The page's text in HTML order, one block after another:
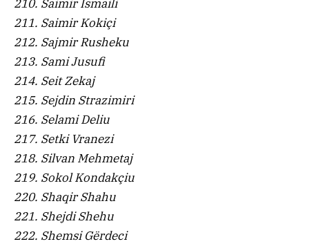
210. Saimir Ismaili
211. Saimir Kokiçi
212. Sajmir Rusheku
213. Sami Jusufi
214. Seit Zekaj
215. Sejdin Strazimiri
216. Selami Deliu
217. Setki Vranezi
218. Silvan Mehmetaj
219. Sokol Kondakçiu
220. Shaqir Shahu
221. Shejdi Shehu
222. Shemsi Gërdeci